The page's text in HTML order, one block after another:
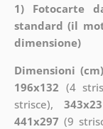
1) Fotocarte
standard (il
dimensione)
Dimensioni
196x132 (4
strisce),
441x297 (9